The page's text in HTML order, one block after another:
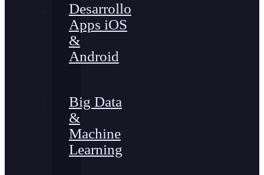
Desarrollo
Apps iOS
&
Android
Big Data
&
Machine
Learning